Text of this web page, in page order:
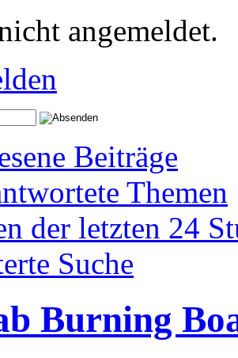
angemeldet.
Beiträge
Themen
der letzten 24
Suche
Burning